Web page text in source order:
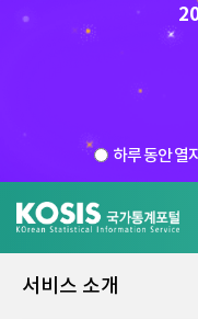
하루 동안 열
서비스 소개